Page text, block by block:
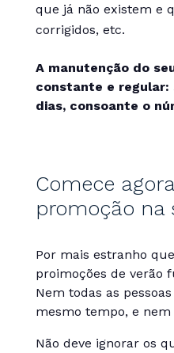
que já não existem e
corrigidos, etc.
A manutenção do
constante e regular:
dias, consoante o
Comece
promoção na
Por mais estranho
proimoções de verão
Nem todas as
mesmo tempo, e
Não deve ignorar os